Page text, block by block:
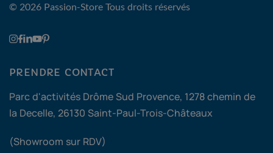
© 2026 Passion-Store Tous droits réservés
PRENDRE CONTACT
Parc d'activités Drôme Sud Provence, 1278 chemin de
la Decelle, 26130 Saint-Paul-Trois-Châteaux
(Showroom sur RDV)